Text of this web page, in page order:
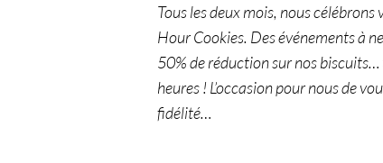
Tous les deux mois, nous
Hour Cookies. Des événements à
50% de réduction sur nos
heures ! L’occasion pour nous de
fidélité…